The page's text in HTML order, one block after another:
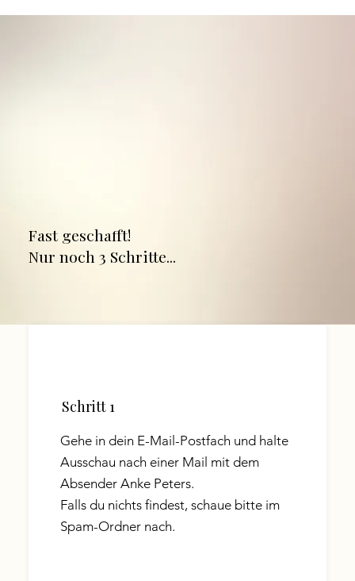
Fast geschafft!
Nur noch 3 Schritte...
Schritt 1
Gehe in dein E-Mail-Postfach und halte
Ausschau nach einer Mail mit dem
Absender Anke Peters.
Falls du nichts findest, schaue bitte im
Spam-Ordner nach.